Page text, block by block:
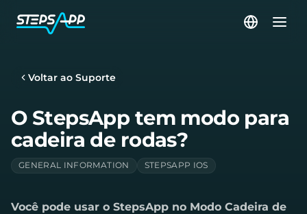
Voltar ao Suporte
O StepsApp tem modo para
cadeira de rodas?
GENERAL INFORMATION STEPSAPP IOS
Você pode usar o StepsApp no Modo Cadeira de